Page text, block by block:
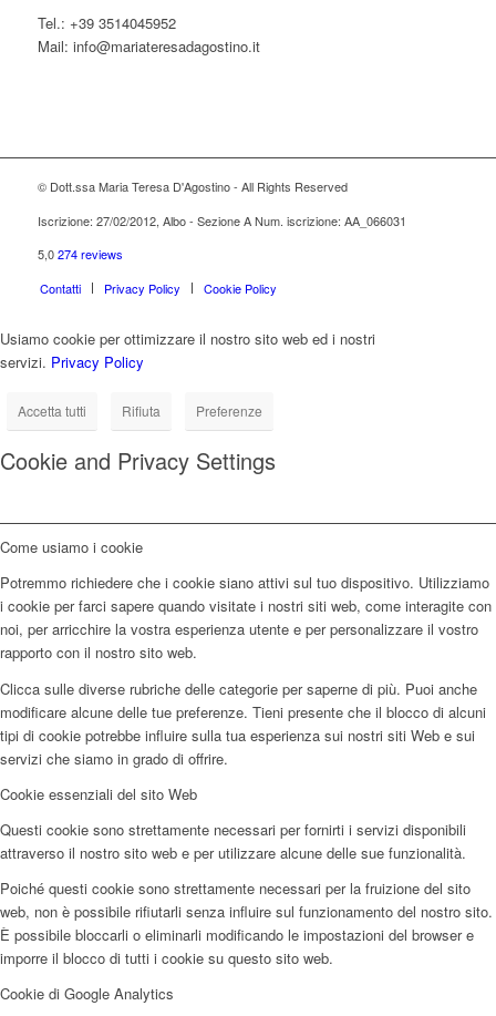
Tel.: +39 3514045952
Mail: info@mariateresadagostino.it
© Dott.ssa Maria Teresa D'Agostino - All Rights Reserved
Iscrizione: 27/02/2012, Albo - Sezione A Num. iscrizione: AA_066031
5,0 274 reviews
Contatti
Privacy Policy Cookie Policy
Usiamo cookie per ottimizzare il nostro sito web ed i nostri
servizi. Privacy Policy
Accetta tutti Rifiuta Preferenze
Cookie and Privacy Settings
Come usiamo i cookie
Potremmo richiedere che i cookie siano attivi sul tuo dispositivo. Utilizziamo
i cookie per farci sapere quando visitate i nostri siti web, come interagite con
noi, per arricchire la vostra esperienza utente e per personalizzare il vostro
rapporto con il nostro sito web.
Clicca sulle diverse rubriche delle categorie per saperne di più. Puoi anche
modificare alcune delle tue preferenze. Tieni presente che il blocco di alcuni
tipi di cookie potrebbe influire sulla tua esperienza sui nostri siti Web e sui
servizi che siamo in grado di offrire.
Cookie essenziali del sito Web
Questi cookie sono strettamente necessari per fornirti i servizi disponibili
attraverso il nostro sito web e per utilizzare alcune delle sue funzionalità.
Poiché questi cookie sono strettamente necessari per la fruizione del sito
web, non è possibile rifiutarli senza influire sul funzionamento del nostro sito.
È possibile bloccarli o eliminarli modificando le impostazioni del browser e
imporre il blocco di tutti i cookie su questo sito web.
Cookie di Google Analytics